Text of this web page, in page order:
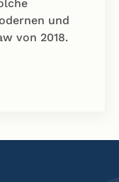
und
von 2018.